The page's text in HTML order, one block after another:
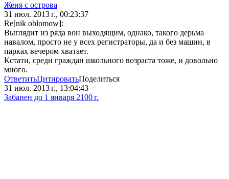
Женя с острова
31 июл. 2013 г., 00:23:37
Re[nik oblomow]:
Выглядит из ряда вон выходящим, однако, такого дерьма
навалом, просто не у всех регистраторы, да и без машин, в
парках вечером хватает.
Кстати, среди граждан школьного возраста тоже, и довольно
много.
ОтветитьЦитироватьПоделиться
31 июл. 2013 г., 13:04:43
Забанен до 1 января 2100 г.